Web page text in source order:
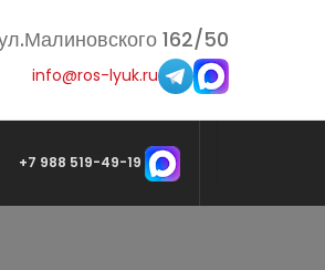
162/50
info@ros-lyuk.ru
+7 988 519-49-19